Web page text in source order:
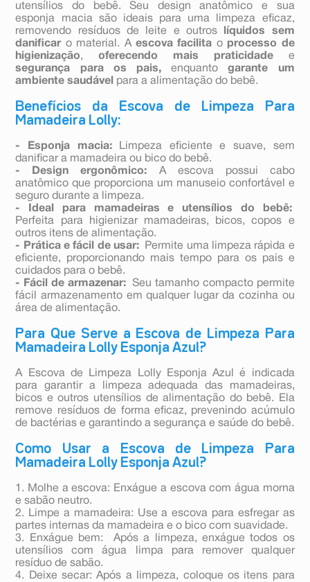
utensílios do bebê. Seu design anatômico e sua
esponja macia são ideais para uma limpeza eficaz,
removendo resíduos de leite e outros
líquidos sem
danificaro material. A escova facilita o processo de
higienização, oferecendo mais praticidadee
segurança para os pais, enquantogarante um
ambiente saudável
para a alimentação do bebê.
Benefícios da Escova de Limpeza Para
Mamadeira Lolly:
- Esponja macia:
Limpeza eficiente e suave, sem
danificar a mamadeira ou bico do bebê.
- Design ergonômico: A escova possui cabo
anatômico que proporciona um manuseio confortável e
seguro durante a limpeza.
- Ideal para mamadeiras e utensílios do bebê:
Perfeita para higienizar mamadeiras, bicos, copos e
outros itens de alimentação.
- Prática e fácil de usar:Permite uma limpeza rápida e
eficiente, proporcionando mais tempo para os pais e
cuidados para o bebê.
- Fácil de armazenar:Seu tamanho compacto permite
fácil armazenamento em qualquer lugar da cozinha ou
área de alimentação.
Para Que Serve a Escova de Limpeza Para
Mamadeira Lolly Esponja Azul?
A Escova de Limpeza Lolly Esponja Azul é indicada
para garantir a limpeza adequada das mamadeiras,
bicos e outros utensílios de alimentação do bebê. Ela
remove resíduos de forma eficaz, prevenindo acúmulo
de bactérias e garantindo a segurança e saúde do bebê.
Como Usar a Escova de Limpeza Para
Mamadeira Lolly Esponja Azul?
1. Molhe a escova: Enxágue a escova com água morna
e sabão neutro.
2. Limpe a mamadeira: Use a escova para esfregar as
partes internas da mamadeira e o bico com suavidade.
3. Enxágue bem: Após a limpeza, enxágue todos os
utensílios com água limpa para remover qualquer
resíduo de sabão.
4. Deixe secar: Após a limpeza, coloque os itens para